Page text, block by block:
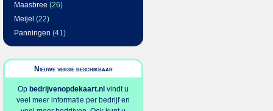
Maasbree (26)
Meijel (22)
Panningen (41)
Nieuwe versie beschikbaar
Op bedrijvenopdekaart.nl vindt u
veel meer informatie per bedrijf en